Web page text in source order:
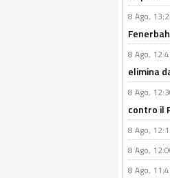
8 Ago,
8 Ago,
elimina
8 Ago,
contro il
8 Ago,
8 Ago,
8 Ago,